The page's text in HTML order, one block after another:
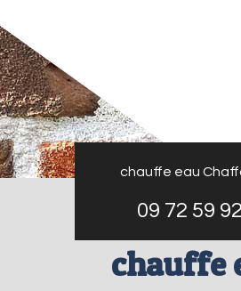
chauffe eau
09 72 59
chauffe